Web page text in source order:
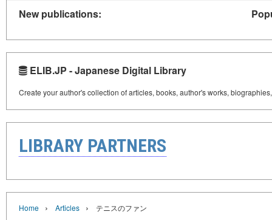
New publications:
ELIB.JP - Japanese Digital Library
Create your author's collection of articles, books, author's works,
LIBRARY PARTNERS
Home › Articles › テニスのファン